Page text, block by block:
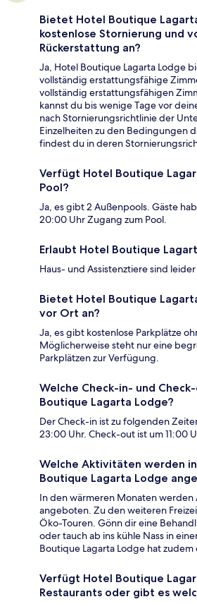
Bietet Hotel Boutique
kostenlose Stornierung und
Rückerstattung an?
Ja, Hotel Boutique Lagarta Lodge
vollständig erstattungsfähige
vollständig erstattungsfähigen
kannst du bis wenige Tage vor
nach Stornierungsrichtlinie der
Einzelheiten zu den Bedingungen
findest du in deren
Verfügt Hotel Boutique
Pool?
Ja, es gibt 2 Außenpools. Gäste
20:00 Uhr Zugang zum Pool.
Erlaubt Hotel Boutique
Haus- und Assistenztiere sind
Bietet Hotel Boutique
vor Ort an?
Ja, es gibt kostenlose Parkplätze
Möglicherweise steht nur eine
Parkplätzen zur Verfügung.
Welche Check-in- und
Boutique Lagarta Lodge?
Der Check-in ist zu folgenden
23:00 Uhr. Check-out ist um 11:00
Welche Aktivitäten werden
Boutique Lagarta Lodge
In den wärmeren Monaten
angeboten. Zu den weiteren
Öko-Touren. Gönn dir eine
oder tauch ab ins kühle Nass in
Boutique Lagarta Lodge hat zudem
Verfügt Hotel Boutique
Restaurants oder gibt es